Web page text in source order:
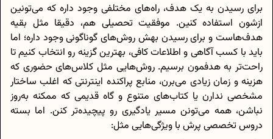
برای رسیدن به یک هدف، راه‌های مختلفی وجود داره که می‌تونین
ازشون استفاده کنین. موفقیت تحصیلی هم، دقیقا مثل بقیه
هدف‌هاست و برای رسیدن بهش روش‌های گوناگونی وجود داره؛ اما
باید با کسب آگاهی و اطلاعات کافی، بهترین گزینه رو انتخاب کنیم تا
راحت‌تر به هدفمون برسیم. روش‌هایی مثل کلاس‌های حضوری که
هزینه و زمان زیادی می‌برن، منابع پراکنده اینترنتی که اغلب ساختار
مشخصی ندارن یا کتاب‌های متنوع و گاه قدیمی که ممکنه به‌روز
نباشن، همه می‌تونن مسیر یادگیری رو پیچیده‌تر کنن. اما بسته
دروس تخصصی پرش با ویژگی‌هایی مثل: